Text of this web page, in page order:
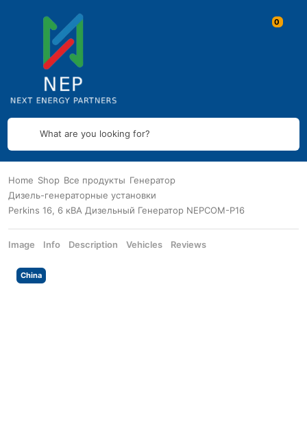
What are you looking for?
Home Shop Все продукты Генератор
Дизель-генераторные установки
Perkins 16, 6 кВА Дизельный Генератор NEPCOM-P16
Image Info Description Vehicles Reviews
China